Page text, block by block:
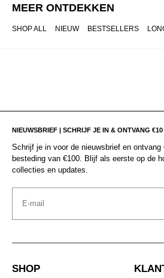
MEER ONTDEKKEN
SHOP ALL NIEUW BESTSELLERS
NIEUWSBRIEF | SCHRIJF JE IN & ONTVANG
Schrijf je in voor de nieuwsbrief en ontvang
besteding van €100. Blijf als eerste op de
collecties en updates.
Email
SHOP